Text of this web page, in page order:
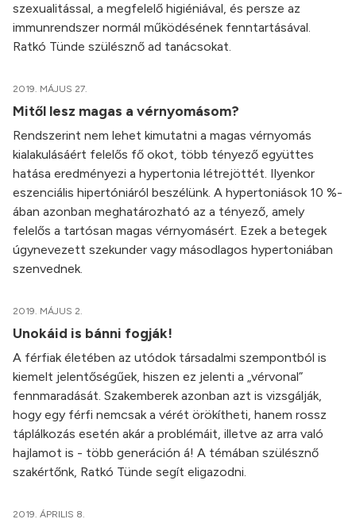
szexualitással, a megfelelő higiéniával, és persze az
immunrendszer normál működésének fenntartásával.
Ratkó Tünde szülésznő ad tanácsokat.
2019. MÁJUS 27.
Mitől lesz magas a vérnyomásom?
Rendszerint nem lehet kimutatni a magas vérnyomás
kialakulásáért felelős fő okot, több tényező együttes
hatása eredményezi a hypertonia létrejöttét. Ilyenkor
eszenciális hipertóniáról beszélünk. A hypertoniások 10 %-
ában azonban meghatározható az a tényező, amely
felelős a tartósan magas vérnyomásért. Ezek a betegek
úgynevezett szekunder vagy másodlagos hypertoniában
szenvednek.
2019. MÁJUS 2.
Unokáid is bánni fogják!
A férfiak életében az utódok társadalmi szempontból is
kiemelt jelentőségűek, hiszen ez jelenti a „vérvonal”
fennmaradását. Szakemberek azonban azt is vizsgálják,
hogy egy férfi nemcsak a vérét örökítheti, hanem rossz
táplálkozás esetén akár a problémáit, illetve az arra való
hajlamot is - több generáción á! A témában szülésznő
szakértőnk, Ratkó Tünde segít eligazodni.
2019. ÁPRILIS 8.